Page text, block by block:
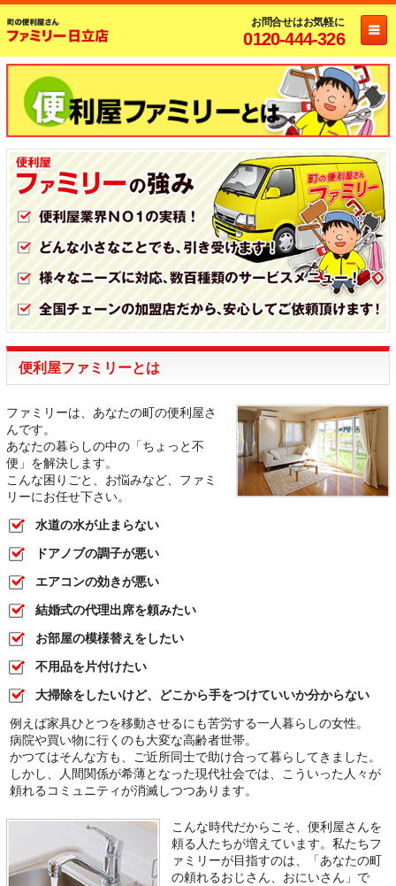
お問合せはお気軽に
0120-444-326
便利屋ファミリーとは
ファミリーは、あなたの町の便利屋さ
んです。
あなたの暮らしの中の「ちょっと不
便」を解決します。
こんな困りごと、お悩みなど、ファミ
リーにお任せ下さい。
水道の水が止まらない
ドアノブの調子が悪い
エアコンの効きが悪い
結婚式の代理出席を頼みたい
お部屋の模様替えをしたい
不用品を片付けたい
大掃除をしたいけど、どこから手をつけていいか分からない
例えば家具ひとつを移動させるにも苦労する一人暮らしの女性。
病院や買い物に行くのも大変な高齢者世帯。
かつてはそんな方も、ご近所同士で助け合って暮らしてきました。
しかし、人間関係が希薄となった現代社会では、こういった人々が
頼れるコミュニティが消滅しつつあります。
こんな時代だからこそ、便利屋さんを
頼る人たちが増えています。私たちフ
ァミリーが目指すのは、「あなたの町
の頼れるおじさん、おにいさん」で